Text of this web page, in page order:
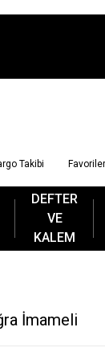
Takibi
DEFTER
VE
KALEM
İmameli